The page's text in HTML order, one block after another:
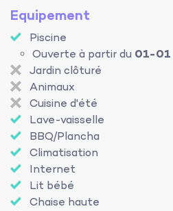
Equipement
Piscine
Ouverte à partir du 01-01
Jardin clôturé
Animaux
Cuisine d'été
Lave-vaisselle
BBQ/Plancha
Climatisation
Internet
Lit bébé
Chaise haute